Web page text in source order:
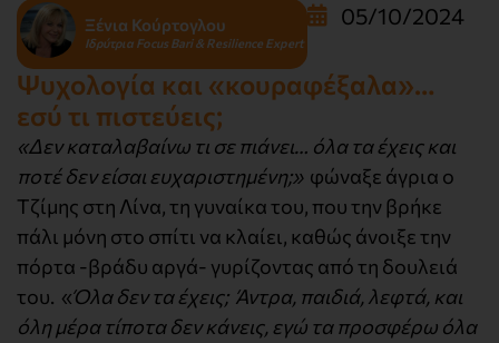
Ξένια Κούρτογλου
Ιδρύτρια Focus Bari & Resilience Expert
05/10/2024
Ψυχολογία και «κουραφέξαλα»…
εσύ τι πιστεύεις;
«Δεν καταλαβαίνω τι σε πιάνει… όλα τα έχεις και
ποτέ δεν είσαι ευχαριστημένη;» φώναξε άγρια ο
Τζίμης στη Λίνα, τη γυναίκα του, που την βρήκε
πάλι μόνη στο σπίτι να κλαίει, καθώς άνοιξε την
πόρτα -βράδυ αργά- γυρίζοντας από τη δουλειά
του. «Όλα δεν τα έχεις; Άντρα, παιδιά, λεφτά, και
όλη μέρα τίποτα δεν κάνεις, εγώ τα προσφέρω όλα